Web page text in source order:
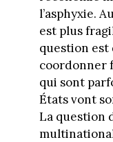
l’asphyxie.
est plus
question est
coordonner
qui sont
États vont
La question